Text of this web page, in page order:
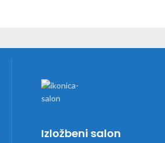
Izložbeni salon